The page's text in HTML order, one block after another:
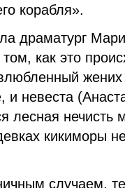
корабля».
драматург
как это
и невеста
лесная
кикиморы
случаем,